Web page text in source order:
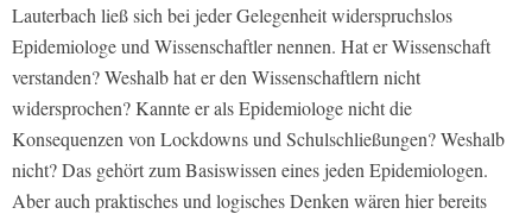
Lauterbach ließ sich bei jeder Gelegenheit widerspruchslos
Epidemiologe und Wissenschaftler nennen. Hat er Wissenschaft
verstanden? Weshalb hat er den Wissenschaftlern nicht
widersprochen? Kannte er als Epidemiologe nicht die
Konsequenzen von Lockdowns und Schulschließungen? Weshalb
nicht? Das gehört zum Basiswissen eines jeden Epidemiologen.
Aber auch praktisches und logisches Denken wären hier bereits